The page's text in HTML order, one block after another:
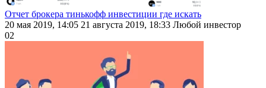
Отчет брокера тинькофф инвестиции где искать
20 мая 2019, 14:05 21 августа 2019, 18:33 Любой инвестор
02